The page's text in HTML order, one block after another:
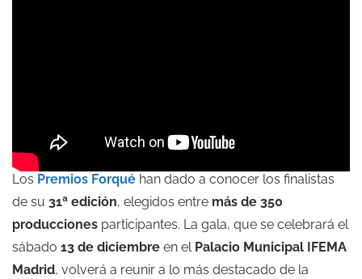
Los Premios Forqué han dado a conocer los finalistas
de su 31ª edición, elegidos entre más de 350
producciones participantes. La gala, que se celebrará el
sábado 13 de diciembre en el Palacio Municipal IFEMA
Madrid, volverá a reunir a lo más destacado de la